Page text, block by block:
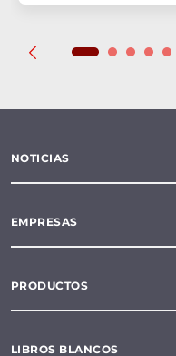
NOTICIAS
EMPRESAS
PRODUCTOS
LIBROS BLANCOS